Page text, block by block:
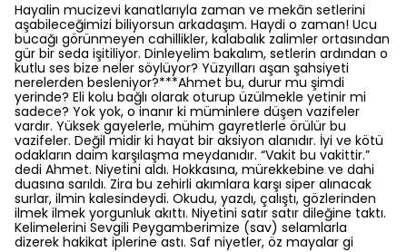
Hayalin mucizevi kanatlarıyla zaman ve mekân setlerini
aşabileceğimizi biliyorsun arkadaşım. Haydi o zaman! Ucu
bucağı görünmeyen cahillikler, kalabalık zalimler ortasından
gür bir seda işitiliyor. Dinleyelim bakalım, setlerin ardından o
kutlu ses bize neler söylüyor? Yüzyılları aşan şahsiyeti
nerelerden besleniyor?***Ahmet bu, durur mu şimdi
yerinde? Eli kolu bağlı olarak oturup üzülmekle yetinir mi
sadece? Yok yok, o inanır ki müminlere düşen vazifeler
vardır. Yüksek gayelerle, mühim gayretlerle örülür bu
vazifeler. Değil midir ki hayat bir aksiyon alanıdır. İyi ve kötü
odakların daim karşılaşma meydanıdır. “Vakit bu vakittir.”
dedi Ahmet. Niyetini aldı. Hokkasına, mürekkebine ve dahi
duasına sarıldı. Zira bu zehirli akımlara karşı siper alınacak
surlar, ilmin kalesindeydi. Okudu, yazdı, çalıştı, gözlerinden
ilmek ilmek yorgunluk akıttı. Niyetini satır satır dileğine taktı.
Kelimelerini Sevgili Peygamberimize (sav) selamlarla
dizerek hakikat iplerine astı. Saf niyetler, öz mayalar gi